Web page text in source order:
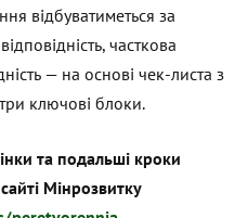
відбуватиметься за
часткова
— на основі чек-листа з
ключові блоки.
та подальші кроки
Мінрозвитку